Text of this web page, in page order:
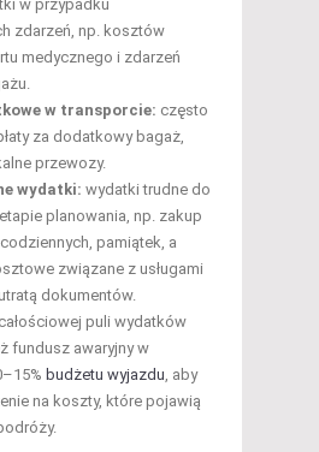
w przypadku
zdarzeń, np. kosztów
medycznego i zdarzeń
w transporcie: często
za dodatkowy bagaż,
przewozy.
wydatki: wydatki trudne do
planowania, np. zakup
pamiątek, a
związane z usługami
dokumentów.
puli wydatków
fundusz awaryjny w
budżetu wyjazdu , aby
na koszty, które pojawią